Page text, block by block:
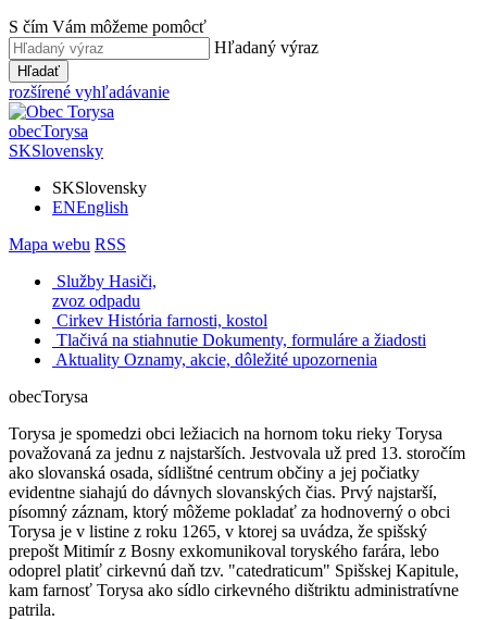
S čím Vám môžeme pomôcť
Hľadaný výraz
Hľadať
rozšírené vyhľadávanie
obecTorysa
SKSlovensky
SKSlovensky
ENEnglish
Mapa webu RSS
Služby Hasiči,
zvoz odpadu
Cirkev História farnosti, kostol
Tlačivá na stiahnutie Dokumenty, formuláre a žiadosti
Aktuality Oznamy, akcie, dôležité upozornenia
obecTorysa
Torysa je spomedzi obci ležiacich na hornom toku rieky Torysa
považovaná za jednu z najstarších. Jestvovala už pred 13. storočím
ako slovanská osada, sídlištné centrum občiny a jej počiatky
evidentne siahajú do dávnych slovanských čias. Prvý najstarší,
písomný záznam, ktorý môžeme pokladať za hodnoverný o obci
Torysa je v listine z roku 1265, v ktorej sa uvádza, že spišský
prepošt Mitimír z Bosny exkomunikoval toryského farára, lebo
odoprel platiť cirkevnú daň tzv. "catedraticum" Spišskej Kapitule,
kam farnosť Torysa ako sídlo cirkevného dištriktu administratívne
patrila.